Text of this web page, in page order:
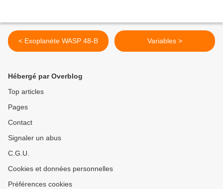
< Exoplanète WASP 48-B Variables >
Hébergé par Overblog
Top articles
Pages
Contact
Signaler un abus
C.G.U.
Cookies et données personnelles
Préférences cookies